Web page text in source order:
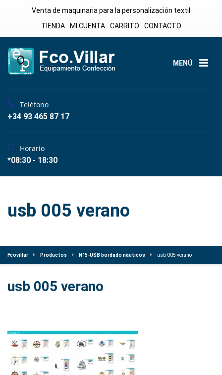
Venta de maquinaria para la personalización textil
TIENDA
MI CUENTA CARRITO CONTACTO
MENÚ
Telèfono
+34 93 465 87 17
Horario
*08:30 - 18:30
usb 005 verano
Fcovillar Productos Nº5-USB bordado náuticos usb 005 verano
usb 005 verano